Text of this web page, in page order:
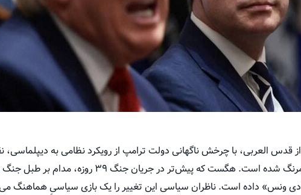
قدس العربی، با چرخش ناگهانی دولت ترامپ از رویکرد نظامی به
عنوان تندروترین چهره کابینه کمرنگ شده است. هگست که
ونس» داده است. ناظران سیاسی این تغییر را یک بازی سیاسیِ هماهنگ